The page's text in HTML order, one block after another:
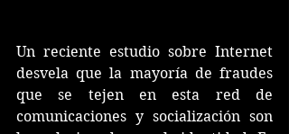
Un reciente estudio sobre Internet
desvela que la mayoría de fraudes
que se tejen en esta red de
comunicaciones y socialización son